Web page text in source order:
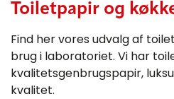
Toiletpapir og
Find her vores udvalg af
brug i laboratoriet. Vi har
kvalitetsgenbrugspapir,
kvalitet.